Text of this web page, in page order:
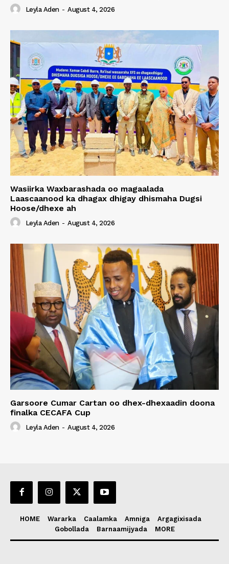
Leyla Aden - August 4, 2026
Wasiirka Waxbarashada oo magaalada
Laascaanood ka dhagax dhigay dhismaha Dugsi
Hoose/dhexe ah
Leyla Aden - August 4, 2026
Garsoore Cumar Cartan oo dhex-dhexaadin doona
finalka CECAFA Cup
Leyla Aden - August 4, 2026
HOME Wararka Caalamka Amniga
Argagixisada
Gobollada
Barnaamijyada MORE